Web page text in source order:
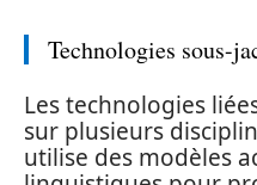
Technologies sous-
Les technologies
sur plusieurs
utilise des modèles